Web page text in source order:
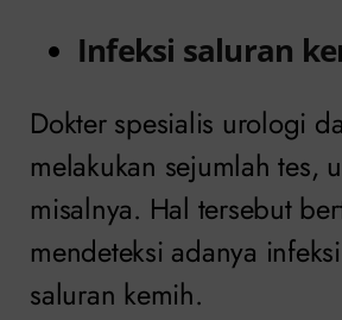
Infeksi saluran
Dokter spesialis urologi
melakukan sejumlah tes,
misalnya. Hal tersebut
mendeteksi adanya
saluran kemih.